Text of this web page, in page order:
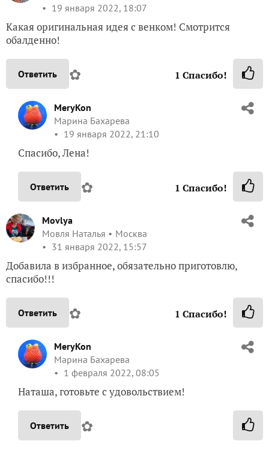
Ответить ✿ 1Спасибо!
MeryKon
Марина Бахарева
19 января 2022, 21:10
Спасибо, Лена!
Ответить ✿
Movlya
Мовля Наталья
31 января 2022, 15:57
Добавила в избранное, обязательно приготовлю,
спасибо!!!
Ответить ✿ 1Спасибо!
MeryKon
Марина Бахарева
1 февраля 2022, 08:05
Наташа, готовьте с удовольствием!
Ответить ✿
Пожалуйста, оставьте комментарий